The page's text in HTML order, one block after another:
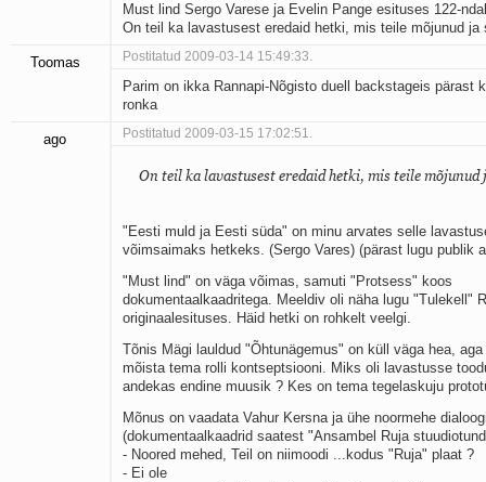
Must lind Sergo Varese ja Evelin Pange esituses 122-
On teil ka lavastusest eredaid hetki, mis teile mõjunud ja
Toomas Postitatud 2009-03-14 15:49:33.
Parim on ikka Rannapi-Nõgisto duell backstageis pärast
ronka
ago Postitatud 2009-03-15 17:02:51.
On teil ka lavastusest eredaid hetki, mis teile mõjunud
"Eesti muld ja Eesti süda" on minu arvates selle
võimsaimaks hetkeks. (Sergo Vares) (pärast lugu publik
"Must lind" on väga võimas, samuti "Protsess" koos
dokumentaalkaadritega. Meeldiv oli näha lugu "Tulekell"
originaalesituses. Häid hetki on rohkelt veelgi.
Tõnis Mägi lauldud "Õhtunägemus" on küll väga hea,
mõista tema rolli kontseptsiooni. Miks oli lavastusse
andekas endine muusik ? Kes on tema tegelaskuju
Mõnus on vaadata Vahur Kersna ja ühe noormehe
(dokumentaalkaadrid saatest "Ansambel Ruja
- Noored mehed, Teil on niimoodi ...kodus "Ruja" plaat ?
- Ei ole